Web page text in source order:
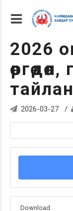
2026
тайлан
2026-03-27
Download